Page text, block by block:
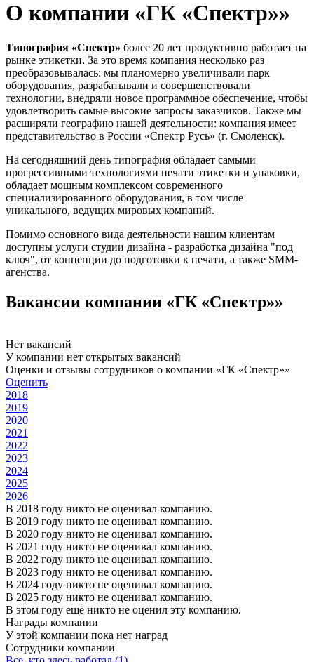
О компании «ГК «Спектр»»
Типография «Спектр» более 20 лет продуктивно работает на
рынке этикетки. За это время компания несколько раз
преобразовывалась: мы планомерно увеличивали парк
оборудования, разрабатывали и совершенствовали
технологии, внедряли новое программное обеспечение, чтобы
удовлетворить самые высокие запросы заказчиков. Также мы
расширяли географию нашей деятельности: компания имеет
представительство в России «Спектр Русь» (г. Смоленск).
На сегодняшний день типография обладает самыми
прогрессивными технологиями печати этикетки и упаковки,
обладает мощным комплексом современного
специализированного оборудования, в том числе
уникального, ведущих мировых компаний.
Помимо основного вида деятельности нашим клиентам
доступны услуги студии дизайна - разработка дизайна "под
ключ", от концепции до подготовки к печати, а также SMM-
агенства.
Вакансии компании «ГК «Спектр»»
Нет вакансий
У компании нет открытых вакансий
Оценки и отзывы сотрудников о компании «ГК «Спектр»»
Оценить
2018
2019
2020
2021
2022
2023
2024
2025
2026
В 2018 году никто не оценивал компанию.
В 2019 году никто не оценивал компанию.
В 2020 году никто не оценивал компанию.
В 2021 году никто не оценивал компанию.
В 2022 году никто не оценивал компанию.
В 2023 году никто не оценивал компанию.
В 2024 году никто не оценивал компанию.
В 2025 году никто не оценивал компанию.
В этом году ещё никто не оценил эту компанию.
Награды компании
У этой компании пока нет наград
Сотрудники компании